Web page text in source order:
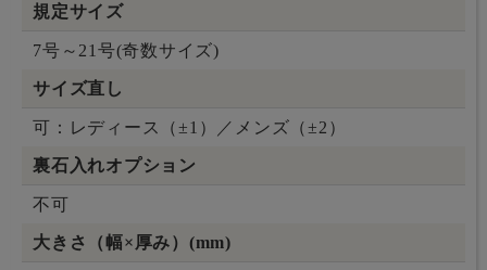
規定サイズ
7号～21号(奇数サイズ)
サイズ直し
可：レディース（±1）／メンズ（±2）
裏石入れオプション
不可
大きさ（幅×厚み）(mm)